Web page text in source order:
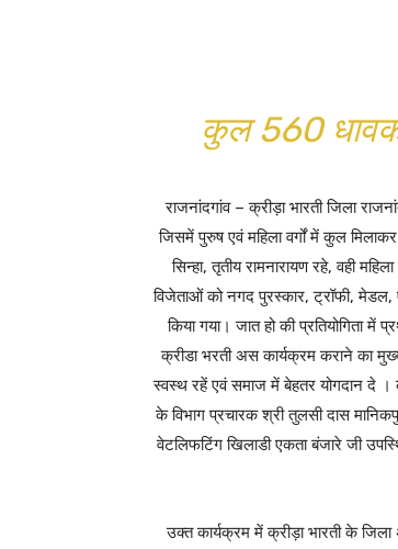
कुल 560
राजनांदगांव – क्रीड़ा भारती जिला
जिसमें पुरुष एवं महिला वर्गों में कुल
सिन्हा, तृतीय रामनारायण रहे, वही
विजेताओं को नगद पुरस्कार, ट्रॉफी, मेडल,
किया गया। जात हो की प्रतियोगिता
क्रीडा भरती अस कार्यक्रम कराने का
स्वस्थ रहें एवं समाज में बेहतर योगदान दे ।
के विभाग प्रचारक श्री तुलसी दास
वेटलिफटिंग खिलाडी एकता बंजारे जी
उक्त कार्यक्रम में क्रीड़ा भारती के